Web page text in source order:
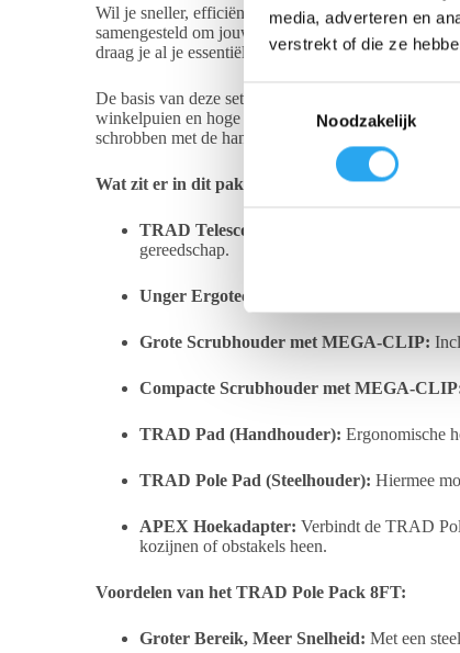
media, adverteren en
verstrekt of die ze
T
e
e
i
s
e
e
c
t
e
Noodzakelijk
Wil je sneller, efficiënter en veiliger grotere ruiten
samengesteld om jouw workflow naar een hoger
draag je al je essentiële gereedschappen direct en
De basis van deze set is de oersterke en perfect
winkelpuien en hoge glaspartijen zonder dat je een
schrobben met de hand en reinigen op grote hoogte.
Wat zit er in dit pakket?
TRAD Telescoopsteel (8FT):
Een
gereedschap.
Unger Ergotec Steeladapter:
Grote Scrubhouder met MEGA-CLIP:
Compacte Scrubhouder met MEGA-
TRAD Pad (Handhouder): Ergonomische
TRAD Pole Pad (Steelhouder): Hiermee
APEX Hoekadapter: Verbindt de TRAD
kozijnen of obstakels heen.
Voordelen van het TRAD Pole Pack 8FT:
Groter Bereik, Meer Snelheid: Met een